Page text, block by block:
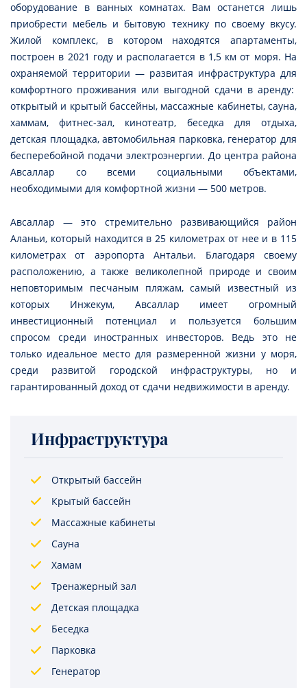
оборудование в ванных комнатах. Вам останется лишь
приобрести мебель и бытовую технику по своему вкусу.
Жилой комплекс, в котором находятся апартаменты,
построен в 2021 году и располагается в 1,5 км от моря. На
охраняемой территории — развитая инфраструктура для
комфортного проживания или выгодной сдачи в аренду:
открытый и крытый бассейны, массажные кабинеты, сауна,
хаммам, фитнес-зал, кинотеатр, беседка для отдыха,
детская площадка, автомобильная парковка, генератор для
бесперебойной подачи электроэнергии. До центра района
Авсаллар со всеми социальными объектами,
необходимыми для комфортной жизни — 500 метров.
Авсаллар — это стремительно развивающийся район
Аланьи, который находится в 25 километрах от нее и в 115
километрах от аэропорта Антальи. Благодаря своему
расположению, а также великолепной природе и своим
неповторимым песчаным пляжам, самый известный из
которых Инжекум, Авсаллар имеет огромный
инвестиционный потенциал и пользуется большим
спросом среди иностранных инвесторов. Ведь это не
только идеальное место для размеренной жизни у моря,
среди развитой городской инфраструктуры, но и
гарантированный доход от сдачи недвижимости в аренду.
Инфраструктура
Открытый бассейн
Крытый бассейн
Массажные кабинеты
Сауна
Хамам
Тренажерный зал
Детская площадка
Беседка
Парковка
Генератор